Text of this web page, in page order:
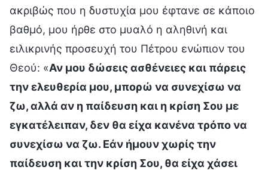
ακριβώς που η δυστυχία μου έφτανε σε κάποιο
βαθμό, μου ήρθε στο μυαλό η αληθινή και
ειλικρινής προσευχή του Πέτρου ενώπιον του
Θεού: «Αν μου δώσεις ασθένειες και πάρεις
την ελευθερία μου, μπορώ να συνεχίσω να
ζω, αλλά αν η παίδευση και η κρίση Σου με
εγκατέλειπαν, δεν θα είχα κανένα τρόπο να
συνεχίσω να ζω. Εάν ήμουν χωρίς την
παίδευση και την κρίση Σου, θα είχα χάσει